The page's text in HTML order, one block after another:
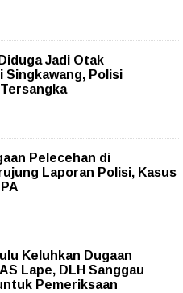
Jadi Otak
Singkawang, Polisi
Pelecehan di
Laporan Polisi, Kasus
Keluhkan Dugaan
Lape, DLH Sanggau
Pemeriksaan